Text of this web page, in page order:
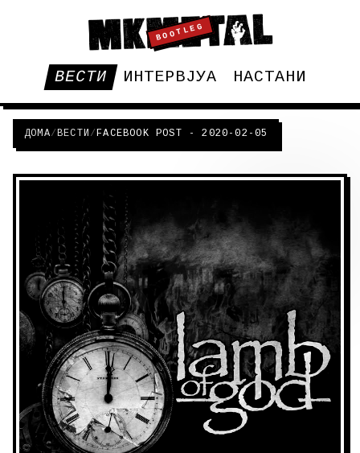
BOOTLEG
ВЕСТИ ИНТЕРВЈУА НАСТАНИ
ДОМА/ВЕСТИ /FACEBOOK POST - 2020-02-05